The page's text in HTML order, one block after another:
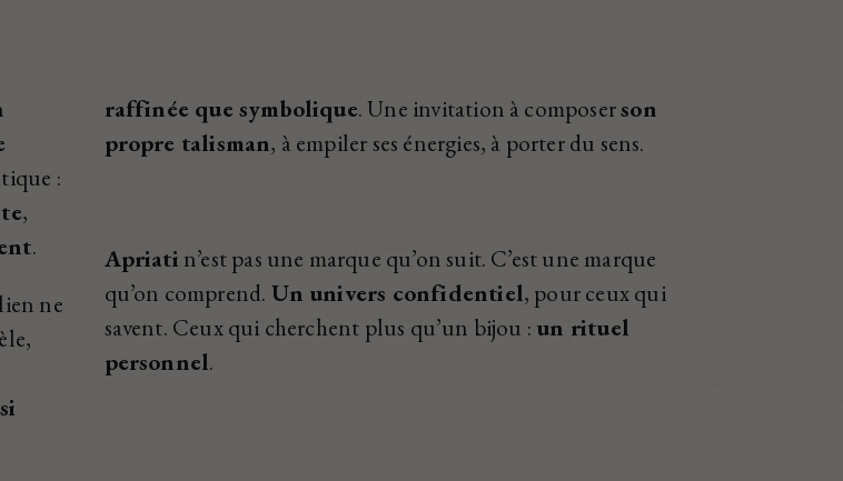
:
,
.
ne
raffinée que symbolique. Une invitation à composerson
propre talisman, à empiler ses énergies, à porter du sens.
Apriati n’est pas une marque qu’on suit. C’est une marque
qu’on comprend. Un univers confidentiel, pour ceux qui
savent. Ceux qui cherchent plus qu’un bijou : un rituel
personnel.